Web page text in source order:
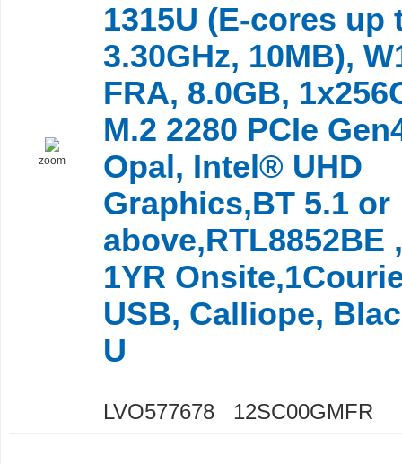
zoom
1315U (E-cores up
3.30GHz, 10MB),
FRA, 8.0GB,
M.2 2280 PCIe
Opal, Intel® UHD
Graphics,BT 5.1 or
above,RTL8852BE
1YR
USB, Calliope,
U
LVO577678 12SC00GMFR